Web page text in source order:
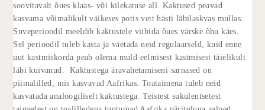
soovitavalt õues klaas- või kilekatuse all. Kaktused peavad
kasvama võimalikult väikeses potis vett hästi läbilaskvas mullas.
Suveperioodil meeldib kaktustele viibida õues värske õhu käes.
Sel perioodil tuleb kasta ja väetada neid regulaarseld, kuid enne
uut kastmiskorda peab olema muld eelmisest kastmisest täielikult
läbi kuivanud. Kaktustega äravahetamiseni sarnased on
piimalilled, mis kasvavad Aafrikas. Toataimena tuleb neid
kasvatada analoogiliselt kaktustega. Teistest sukulentsetest